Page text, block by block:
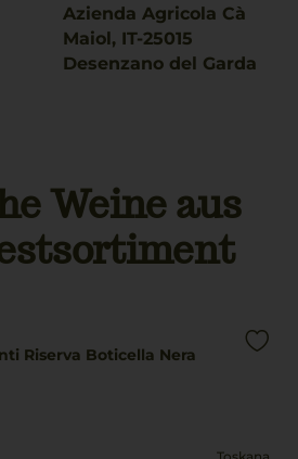
Azienda Agricola Cà
Maiol, IT-25015
Desenzano del Garda
0,75 L
Geschmack
trocken
Weine aus
Riserva Boticella Nera